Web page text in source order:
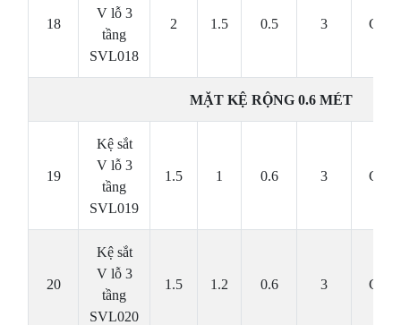
18
V lỗ 3
tầng
SVL018
2 1.5 0.5 3 Cái
MẶT KỆ RỘNG 0.6 MÉT
19
Kệ sắt
V lỗ 3
tầng
SVL019
1.5 1 0.6 3 Cái
20
Kệ sắt
V lỗ 3
tầng
SVL020
1.5 1.2 0.6 3 Cái